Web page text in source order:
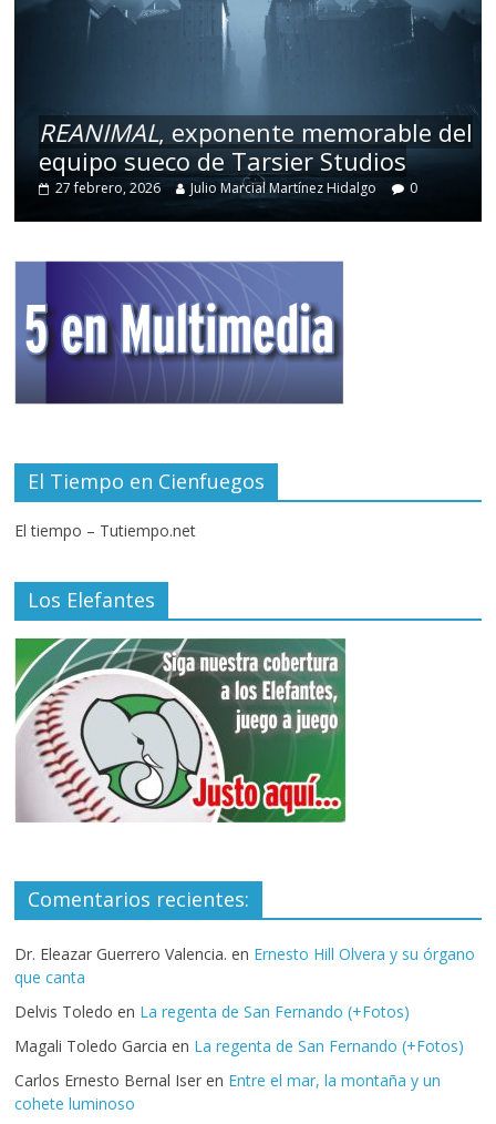
REANIMAL, exponente memorable del
equipo sueco de Tarsier Studios
27 febrero, 2026 Julio Marcial Martínez Hidalgo 0
El Tiempo en Cienfuegos
El tiempo – Tutiempo.net
Los Elefantes
Comentarios recientes:
Dr. Eleazar Guerrero Valencia. en Ernesto Hill Olvera y su órgano
que canta
Delvis Toledo en La regenta de San Fernando (+Fotos)
Magali Toledo Garcia en La regenta de San Fernando (+Fotos)
Carlos Ernesto Bernal Iser en Entre el mar, la montaña y un
cohete luminoso